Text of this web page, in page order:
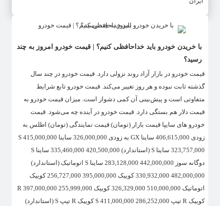
با خریدن خودرو باید خداحافظی کنیم؟ | قیمت خودرو امروز به چند
رسید؟
قیمت خودرو در بازار آزاد روند نزولی دارد. قیمت خودرو در چند سال
گذشته ثابت نبوده و هر روز تغییر می‌کند. قیمت خودرو تابع شرایط
متفاوتی است و پیش‌بینی آن کمی دشوار است. میزان قیمت خودرو به
قیمت دلار هم بستگی دارد. قیمت خودرو در آینده چه می‌شود. قیمت
خودرو های سایپا قیمت بازار (تومان) قیمت نمایندگی (تومان) اطلس به
زودی 406,615,000 ساینا GX به زودی 326,000,000 ساینا S 415,000,000
323,757,000 ساینا S (استاندارد) 420,500,000 335,460,000 ساینا S
دوگانه سوز 442,000,000 283,128,000 ساینا S اتوماتیک (استاندارد)
482,000,000 330,932,000 کوییک 395,000,000 256,727,000 کوییک
اتوماتیک 510,000,000 326,329,000 کوییک R 397,000,000 255,999,000
کوییک R تیپ S 411,000,000 286,252,000 کوییک R تیپ S (استاندارد)